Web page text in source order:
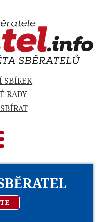
SBÍREK
RADY